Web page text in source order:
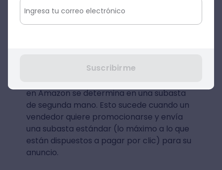
Fuente: Unsplash
en Amazon se determina en una subasta
de segunda mano. Esto sucede cuando un
vendedor quiere promocionarse y envía
una subasta estándar (lo máximo a lo que
están dispuestos a pagar por clic) para su
anuncio.
Suscribirme